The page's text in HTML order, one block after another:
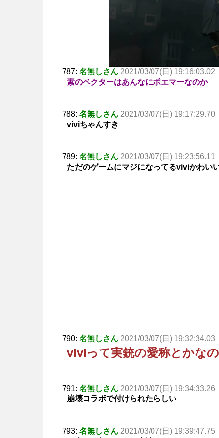
787: 名無しさん 2021/03/07(日) 19:16:03.02
素のベクターはあんなにポエマーなのか
788: 名無しさん 2021/03/07(日) 19:17:29.70
viviちゃんすき
789: 名無しさん 2021/03/07(日) 19:23:56.11
ただのゲームにマジになってるviviかわい
790: 名無しさん 2021/03/07(日) 19:32:34.03
viviって実銃の愛称とかな
791: 名無しさん 2021/03/07(日) 19:34:33.26
崩壊コラボで付けられたらしい
793: 名無しさん 2021/03/07(日) 19:39:47.75